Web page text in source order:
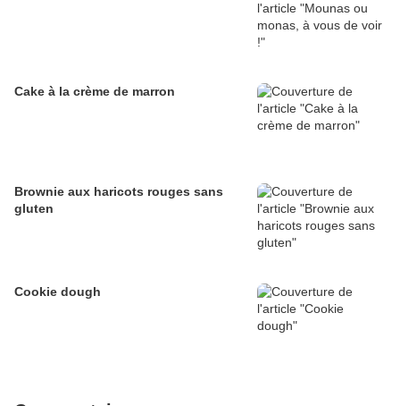
Cake à la crème de marron
Brownie aux haricots rouges sans
gluten
Cookie dough